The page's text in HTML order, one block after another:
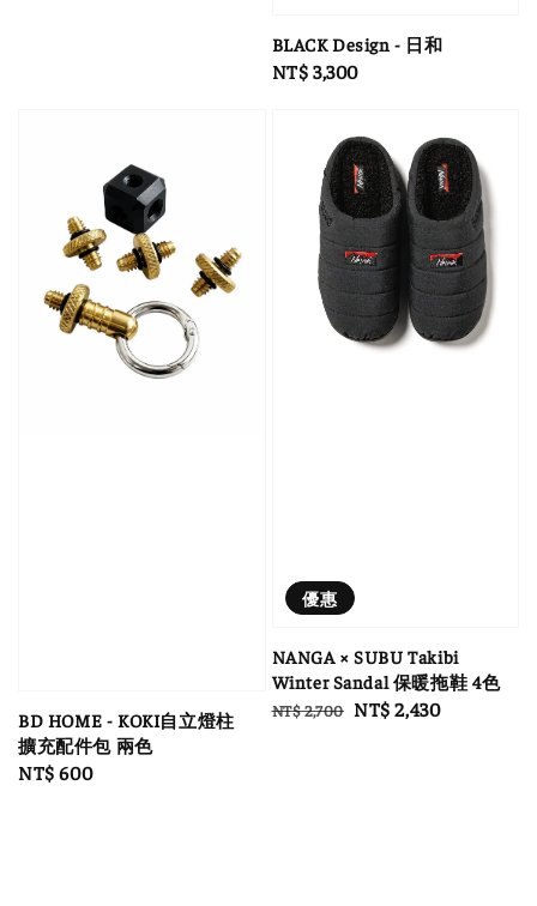
BLACK Design - 日和
Regular
NT$ 3,300
BD HOME - KOKI自立燈柱
擴充配件包 兩色
Regular
NT$ 600
優惠
NANGA × SUBU Takibi
Winter Sandal 保暖拖鞋 4色
Regular
NT$ 2,700 Sale
NT$ 2,430